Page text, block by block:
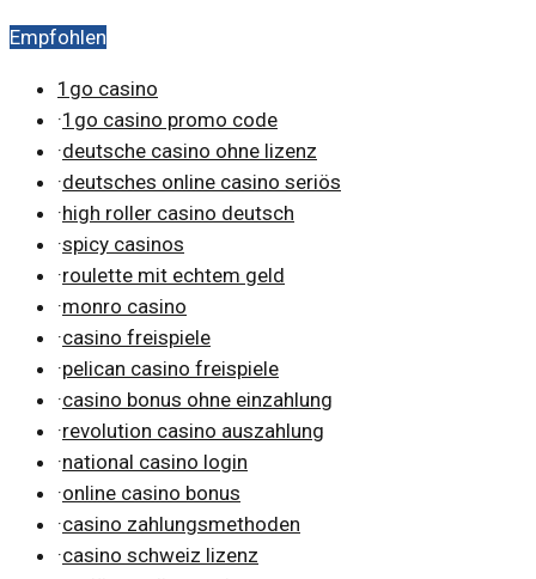
Empfohlen
1go casino
·1go casino promo code
·deutsche casino ohne lizenz
·deutsches online casino seriös
·high roller casino deutsch
·spicy casinos
·roulette mit echtem geld
·monro casino
·casino freispiele
·pelican casino freispiele
·casino bonus ohne einzahlung
·revolution casino auszahlung
·national casino login
·online casino bonus
·casino zahlungsmethoden
·casino schweiz lizenz